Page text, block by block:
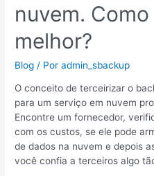
nuvem.
melhor?
Blog / Poradmin_sbackup
O conceito de terceirizar o
para um serviço em nuvem
Encontre um fornecedor,
com os custos, se ele pode
de dados na nuvem e depois
você confia a terceiros algo